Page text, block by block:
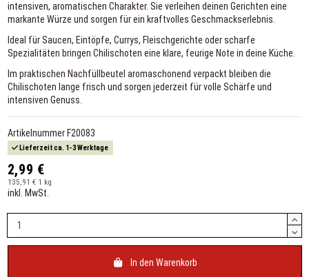
intensiven, aromatischen Charakter. Sie verleihen deinen Gerichten eine
markante Würze und sorgen für ein kraftvolles Geschmackserlebnis.
Ideal für Saucen, Eintöpfe, Currys, Fleischgerichte oder scharfe
Spezialitäten bringen Chilischoten eine klare, feurige Note in deine Küche.
Im praktischen Nachfüllbeutel aromaschonend verpackt bleiben die
Chilischoten lange frisch und sorgen jederzeit für volle Schärfe und
intensiven Genuss.
Artikelnummer F20083
Lieferzeit ca. 1-3 Werktage
2,99 €
135,91 € 1 kg
inkl. MwSt.
In den Warenkorb